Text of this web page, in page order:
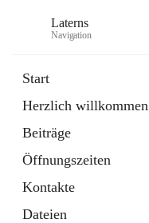
Laterns
Navigation
Start
Herzlich willkommen
Beiträge
Öffnungszeiten
Kontakte
Dateien
11 Schnellzugriffe
Soziales
1 Schnellzugriff